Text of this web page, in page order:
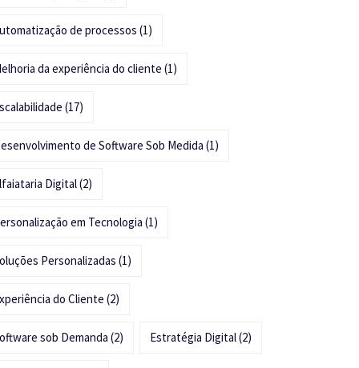
de processos (1)
da experiência do cliente (1)
(17)
de Software Sob Medida (1)
Digital(2)
em Tecnologia (1)
Personalizadas (1)
do Cliente (2)
sob Demanda (2) Estratégia Digital(2)